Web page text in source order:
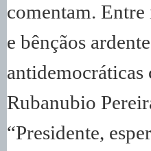
comentam.
e bênçãos
antidemocráticas
Rubanubio
“Presidente,